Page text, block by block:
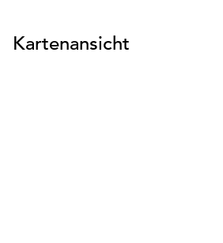
Kartenansicht